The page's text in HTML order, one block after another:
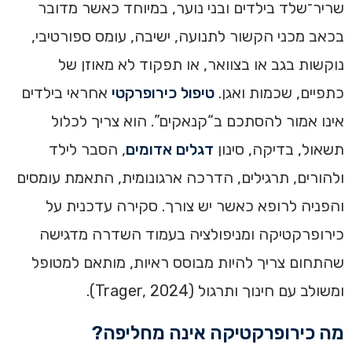
שריר־שלד בילדים ובני נוער, במיוחד כאשר מדובר
בכאב מכני הקשור לתנועה, ישיבה, עומס ספורטיבי,
נוקשות בגב או בצוואר, או תפקוד לא מאוזן של
כתפיים, שכמות ואגן. טיפול כירופרקטי אחראי בילדים
אינו אמור להסתכם ב“קנאקים”. הוא צריך לכלול
תשאול, בדיקה, סינון דגלים אדומים, הסבר לילד
ולהורים, תרגילים, הדרכה ארגונומית, התאמת עומסים
והפניה לרופא כאשר יש צורך. סקירה עדכנית על
כירופרקטיקה ומניפולציה בעמוד השדרה מדגישה
שהתחום צריך להיות מבוסס ראיות, מותאם למטופל
ומשולב עם חינוך ותרגול (Trager, 2024).
מה כירופרקטיקה אינה מחליפה?